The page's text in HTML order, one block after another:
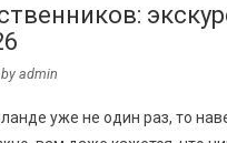
by admin
уже не один раз, то